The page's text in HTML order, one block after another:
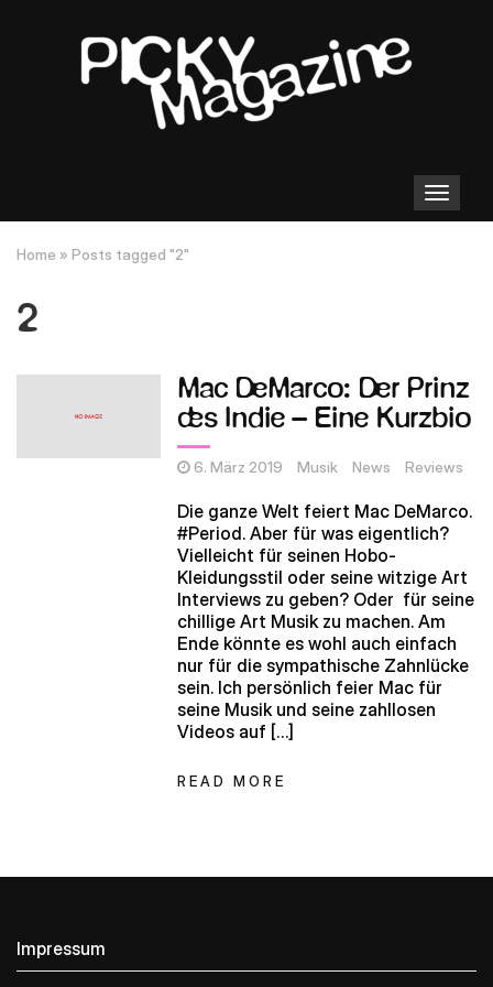
Toggle
navigation
Home » Posts tagged "2"
2
Mac DeMarco: Der Prinz
des Indie – Eine Kurzbio
6. März 2019 Musik News Reviews
Die ganze Welt feiert Mac DeMarco.
#Period. Aber für was eigentlich?
Vielleicht für seinen Hobo-
Kleidungsstil oder seine witzige Art
Interviews zu geben? Oder für seine
chillige Art Musik zu machen. Am
Ende könnte es wohl auch einfach
nur für die sympathische Zahnlücke
sein. Ich persönlich feier Mac für
seine Musik und seine zahllosen
Videos auf […]
READ MORE
Impressum